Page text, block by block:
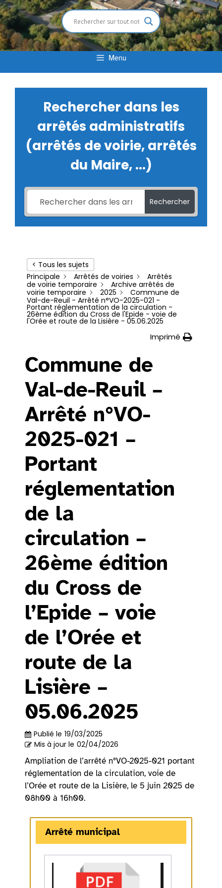
Menu
Rechercher dans les
arrêtés administratifs
(arrêtés de voirie, arrêtés
du Maire, ...)
Rechercher
< Tous les sujets
Principale
Arrêtés de voiries
Arrêtés
de voirie temporaire
Archive arrêtés de
voirie temporaire
2025
Commune de
Val-de-Reuil - Arrêté n°VO-2025-021 -
Portant réglementation de la circulation -
26ème édition du Cross de l'Epide - voie de
l'Orée et route de la Lisière - 05.06.2025
Imprimé
Commune de
Val-de-Reuil –
Arrêté n°VO-
2025-021 –
Portant
réglementation
de la
circulation –
26ème édition
du Cross de
l’Epide – voie
de l’Orée et
route de la
Lisière –
05.06.2025
Publié le 19/03/2025
Mis à jour le 02/04/2026
Ampliation de l’arrêté n°VO-2025-021 portant
réglementation de la circulation, voie de
l’Orée et route de la Lisière, le 5 juin 2025 de
08h00 à 16h00.
Arrêté municipal